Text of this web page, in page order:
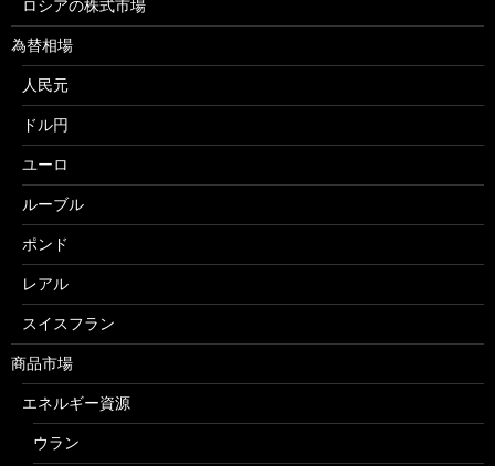
ロシアの株式市場
為替相場
人民元
ドル円
ユーロ
ルーブル
ポンド
レアル
スイスフラン
商品市場
エネルギー資源
ウラン